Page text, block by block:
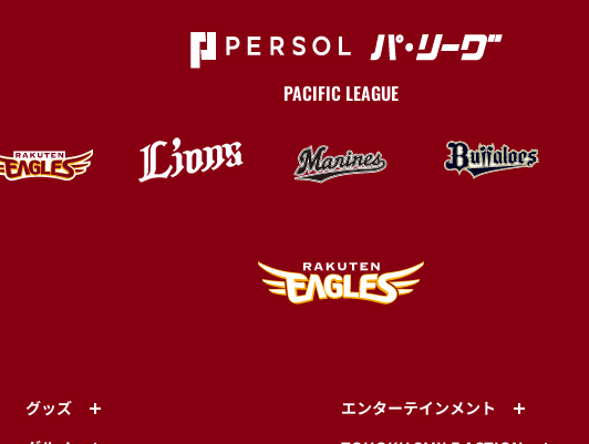
PACIFIC LEAGUE
グッズ
エンターテインメント